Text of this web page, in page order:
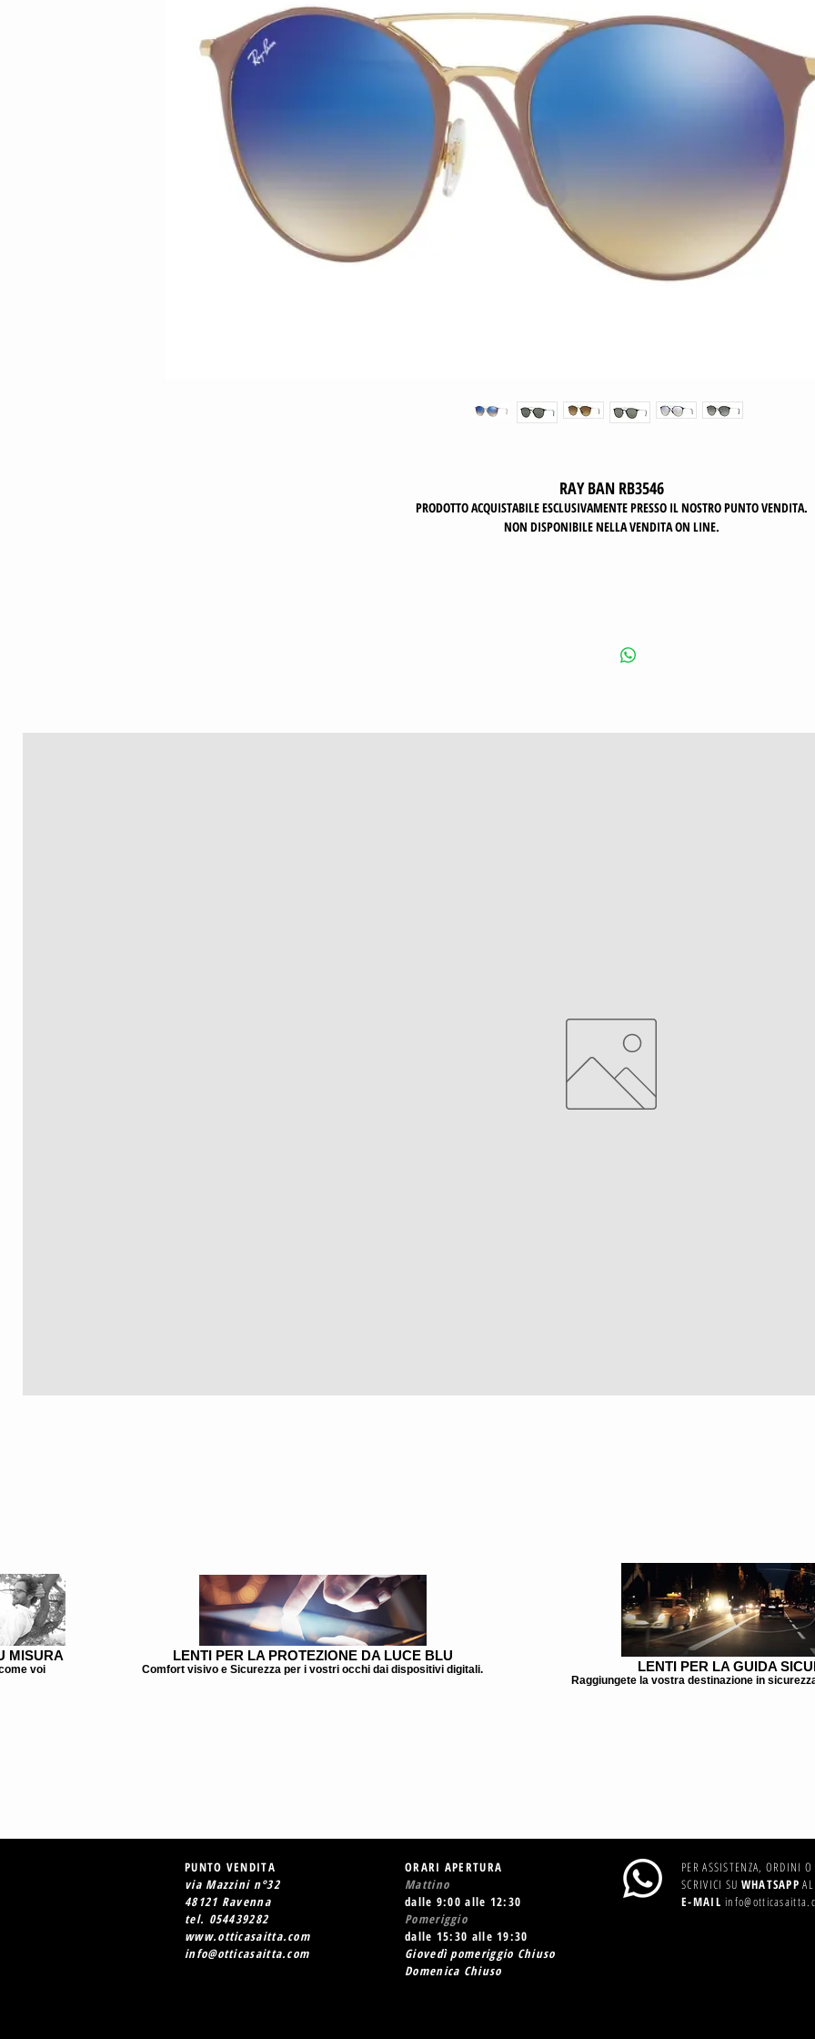
RAY BAN RB3546
PRODOTTO ACQUISTABILE ESCLUSIVAMENTE PRESSO IL NOSTRO PUNTO VENDITA.
NON DISPONIBILE NELLA VENDITA ON LINE.
MISURA
voi
LENTI PER LA PROTEZIONE DA LUCE BLU
Comfort visivo e Sicurezza per i vostri occhi dai dispositivi digitali. LENTI PER LA GUIDA
Raggiungete la vostra destinazione in
PUNTO VENDITA
via Mazzini n°32
48121 Ravenna
tel. 054439282
www.otticasaitta.com
info@otticasaitta.com
ORARI APERTURA
Mattino
dalle 9:00 alle 12:30
Pomeriggio
dalle 15:30 alle 19:30
Giovedì pomeriggio Chiuso
Domenica Chiuso
PER ASSISTENZA, ORDINI
SCRIVICI SU WHATSAPP
E-MAIL